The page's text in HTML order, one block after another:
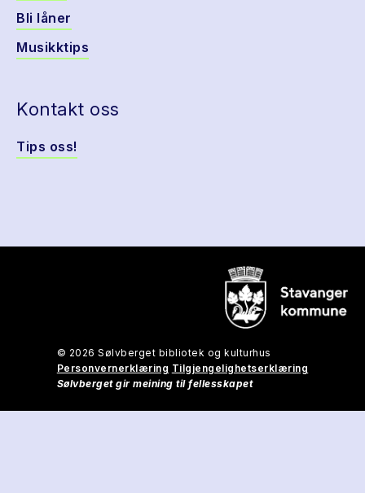
Bli låner
Musikktips
Kontakt oss
Tips oss!
© 2026 Sølvberget bibliotek og kulturhus
Personvernerklæring Tilgjengelighetserklæring
Sølvberget gir meining til fellesskapet